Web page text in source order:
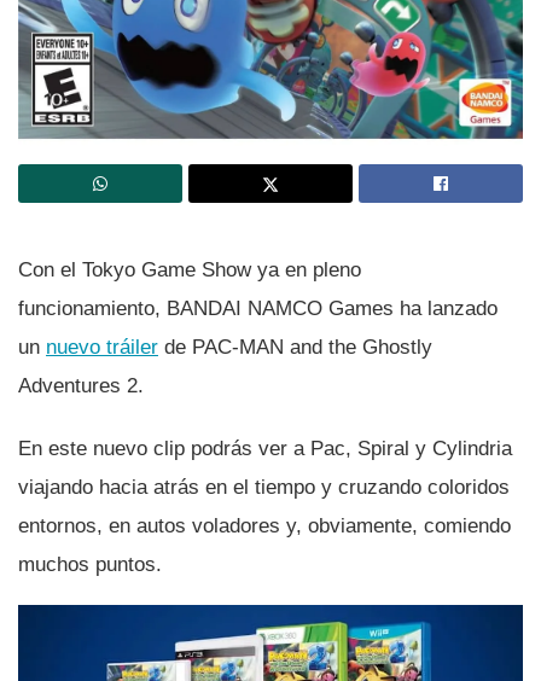
Con el Tokyo Game Show ya en pleno
funcionamiento, BANDAI NAMCO Games ha lanzado
un nuevo tráiler de PAC-MAN and the Ghostly
Adventures 2.
En este nuevo clip podrás ver a Pac, Spiral y Cylindria
viajando hacia atrás en el tiempo y cruzando coloridos
entornos, en autos voladores y, obviamente, comiendo
muchos puntos.